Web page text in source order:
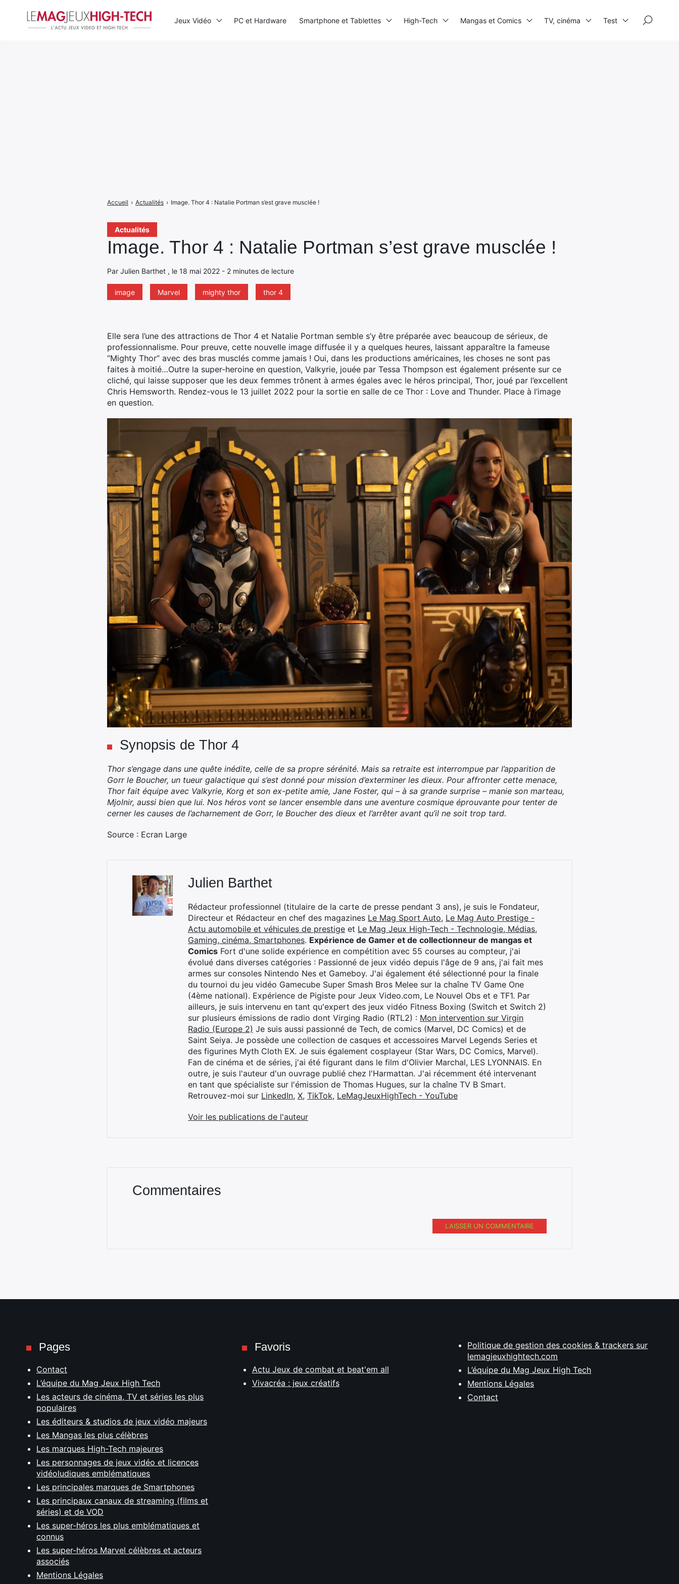
Actualités
Image. Thor 4 : Natalie Portman s’est grave musclée !
Par Julien Barthet , le 18 mai 2022 - 2 minutes de lecture
image Marvel mighty thor thor 4
Accueil › Actualités › Image. Thor 4 : Natalie Portman s’est grave musclée !
Elle sera l’une des attractions de Thor 4 et Natalie Portman semble s’y être préparée avec beaucoup de sérieux, de
professionnalisme. Pour preuve, cette nouvelle image diffusée il y a quelques heures, laissant apparaître la fameuse
“Mighty Thor” avec des bras musclés comme jamais ! Oui, dans les productions américaines, les choses ne sont pas
faites à moitié…Outre la super-heroine en question, Valkyrie, jouée par Tessa Thompson est également présente sur ce
cliché, qui laisse supposer que les deux femmes trônent à armes égales avec le héros principal, Thor, joué par l’excellent
Chris Hemsworth. Rendez-vous le 13 juillet 2022 pour la sortie en salle de ce Thor : Love and Thunder. Place à l’image
en question.
Synopsis de Thor 4
Thor s’engage dans une quête inédite, celle de sa propre sérénité. Mais sa retraite est interrompue par l’apparition de
Gorr le Boucher, un tueur galactique qui s’est donné pour mission d’exterminer les dieux. Pour affronter cette menace,
Thor fait équipe avec Valkyrie, Korg et son ex-petite amie, Jane Foster, qui – à sa grande surprise – manie son marteau,
Mjolnir, aussi bien que lui. Nos héros vont se lancer ensemble dans une aventure cosmique éprouvante pour tenter de
cerner les causes de l’acharnement de Gorr, le Boucher des dieux et l’arrêter avant qu’il ne soit trop tard.
Source : Ecran Large
Julien Barthet
Rédacteur professionnel (titulaire de la carte de presse pendant 3 ans), je suis le Fondateur,
Directeur et Rédacteur en chef des magazines Le Mag Sport Auto, Le Mag Auto Prestige -
Actu automobile et véhicules de prestige et Le Mag Jeux High-Tech - Technologie, Médias,
Gaming, cinéma, Smartphones. Expérience de Gamer et de collectionneur de mangas et
Comics Fort d'une solide expérience en compétition avec 55 courses au compteur, j'ai
évolué dans diverses catégories : Passionné de jeux vidéo depuis l'âge de 9 ans, j'ai fait mes
armes sur consoles Nintendo Nes et Gameboy. J'ai également été sélectionné pour la finale
du tournoi du jeu vidéo Gamecube Super Smash Bros Melee sur la chaîne TV Game One
(4ème national). Expérience de Pigiste pour Jeux Video.com, Le Nouvel Obs et e TF1. Par
ailleurs, je suis intervenu en tant qu'expert des jeux vidéo Fitness Boxing (Switch et Switch 2)
sur plusieurs émissions de radio dont Virging Radio (RTL2) : Mon intervention sur Virgin
Radio (Europe 2) Je suis aussi passionné de Tech, de comics (Marvel, DC Comics) et de
Saint Seiya. Je possède une collection de casques et accessoires Marvel Legends Series et
des figurines Myth Cloth EX. Je suis également cosplayeur (Star Wars, DC Comics, Marvel).
Fan de cinéma et de séries, j'ai été figurant dans le film d'Olivier Marchal, LES LYONNAIS. En
outre, je suis l'auteur d'un ouvrage publié chez l'Harmattan. J'ai récemment été intervenant
en tant que spécialiste sur l'émission de Thomas Hugues, sur la chaîne TV B Smart.
Retrouvez-moi sur LinkedIn, X, TikTok, LeMagJeuxHighTech - YouTube
Voir les publications de l'auteur
Commentaires
LAISSER UN COMMENTAIRE
Jeux Vidéo PC et Hardware Smartphone et Tablettes High-Tech Mangas et Comics TV, cinéma Test
Pages
Contact
L’équipe du Mag Jeux High Tech
Les acteurs de cinéma, TV et séries les plus
populaires
Les éditeurs & studios de jeux vidéo majeurs
Les Mangas les plus célèbres
Les marques High-Tech majeures
Les personnages de jeux vidéo et licences
vidéoludiques emblématiques
Les principales marques de Smartphones
Les principaux canaux de streaming (films et
séries) et de VOD
Les super-héros les plus emblématiques et
connus
Les super-héros Marvel célèbres et acteurs
associés
Mentions Légales
Favoris
Actu Jeux de combat et beat'em all
Vivacréa : jeux créatifs
Politique de gestion des cookies & trackers sur
lemagjeuxhightech.com
L’équipe du Mag Jeux High Tech
Mentions Légales
Contact